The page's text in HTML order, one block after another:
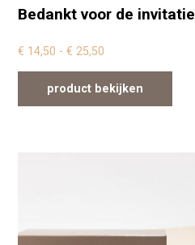
Bedankt voor de invitatie
€ 14,50 - € 25,50
product bekijken